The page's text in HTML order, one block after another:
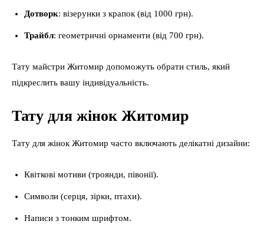
Дотворк: візерунки з крапок (від 1000 грн).
Трайбл: геометричні орнаменти (від 700 грн).
Тату майстри Житомир допоможуть обрати стиль, який
підкреслить вашу індивідуальність.
Тату для жінок Житомир
Тату для жінок Житомир часто включають делікатні дизайни:
Квіткові мотиви (троянди, півонії).
Символи (серця, зірки, птахи).
Написи з тонким шрифтом.